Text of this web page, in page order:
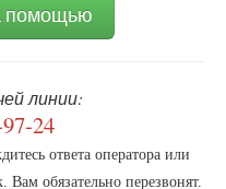
помощью
линии:
24
ответа оператора или
Вам обязательно перезвонят.